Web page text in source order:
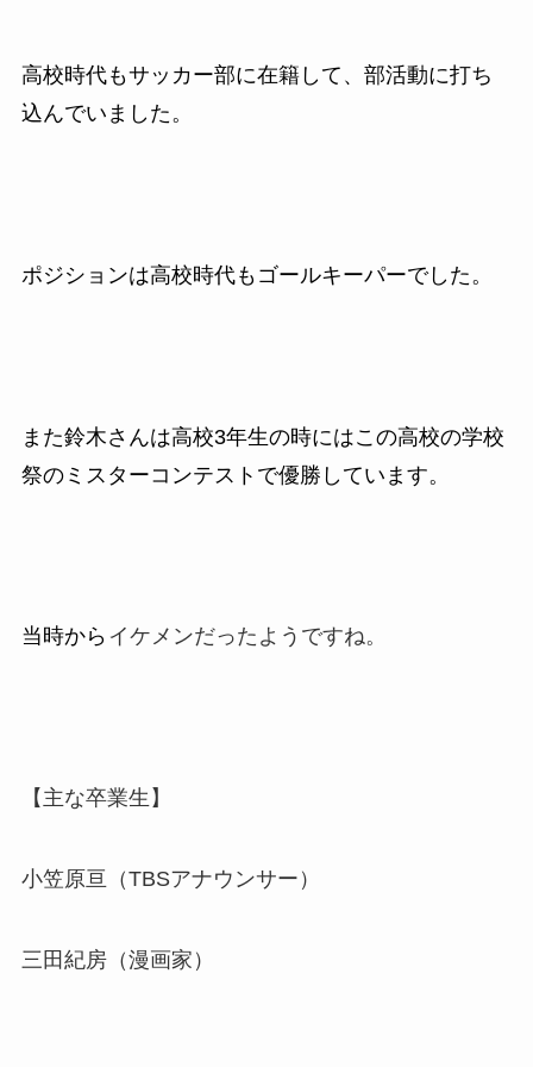
高校時代もサッカー部に在籍して、部活動に打ち
込んでいました。
ポジションは高校時代もゴールキーパーでした。
ま た鈴木さんは高校3年生の時にはこの高校の学校
祭のミスターコンテストで優勝しています。
当時から イケメンだったようですね。
【主な卒業生】
小笠原亘（TBSアナウンサー）
三田紀房（漫画家）